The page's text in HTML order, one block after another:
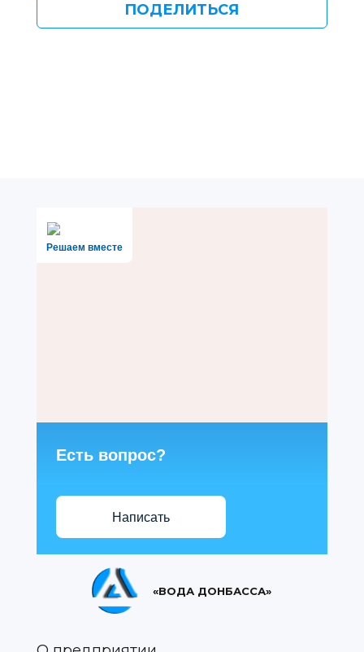
ПОДЕЛИТЬСЯ
Решаем вместе
Есть вопрос?
Написать
«ВОДА ДОНБАССА»